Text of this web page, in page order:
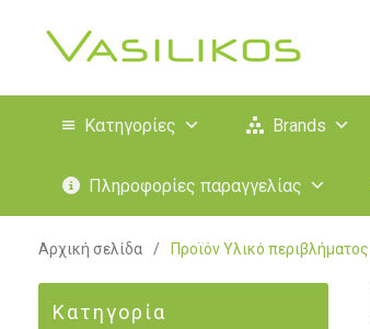
Κατηγορίες Brands
Πληροφορίες παραγγελίας
Αρχική σελίδα / Προϊόν Υλικό περιβλήματος
Κατηγορία